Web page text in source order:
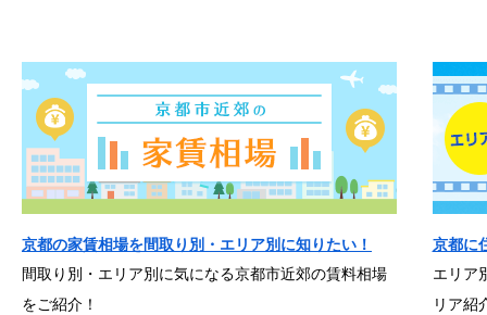
京都の家賃相場を間取り別・エリア別に知りたい！
間取り別・エリア別に気になる京都市近郊の賃料相場
をご紹介！
京都に
エリア
リア紹